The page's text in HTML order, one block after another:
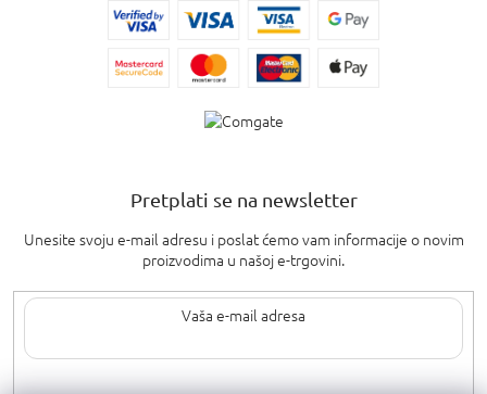
Pretplati se na newsletter
Unesite svoju e-mail adresu i poslat ćemo vam informacije o novim
proizvodima u našoj e-trgovini.
Upisom svoje e-pošte pristajete nauvjete privatnosti.